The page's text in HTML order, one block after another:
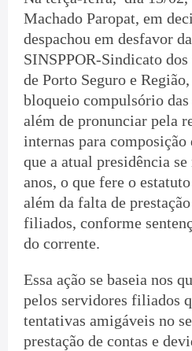
Machado Paropat, em
despachou em desfavor
SINSPPOR-Sindicato
de Porto Seguro e
bloqueio compulsório das
além de pronunciar pela
internas para
que a atual presidência
anos, o que fere o
além da falta de
filiados, conforme
do corrente.
Essa ação se baseia nos
pelos servidores filiados
tentativas amigáveis no
prestação de contas e